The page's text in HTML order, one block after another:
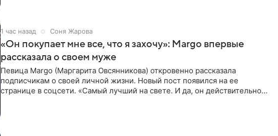
1 час назад Соня Жарова
«Он покупает мне все, что я захочу»: Margo впервые
рассказала о своем муже
Певица Margo (Маргарита Овсянникова) откровенно рассказала
подписчикам о своей личной жизни. Новый пост появился на ее
странице в соцсети. «Самый лучший на свете. И да, он действительно